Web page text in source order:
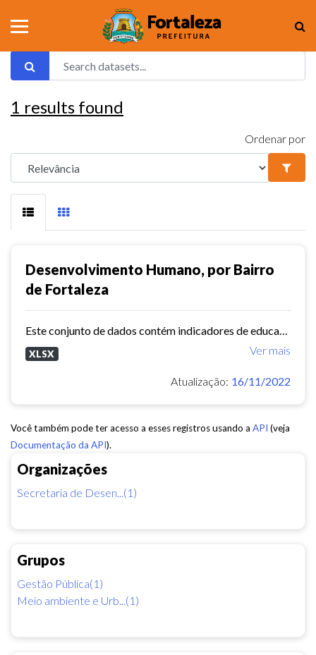
Organizações
Secretaria de Desen...(1)
Grupos
Gestão Pública(1)
Meio ambiente e Urb...(1)
1 results found
Ordenar por
Desenvolvimento Humano, por Bairro
de Fortaleza
Ver mais
XLSX
Atualização: 16/11/2022
Você também pode ter acesso a esses registros usando a API (veja
Documentação da API).